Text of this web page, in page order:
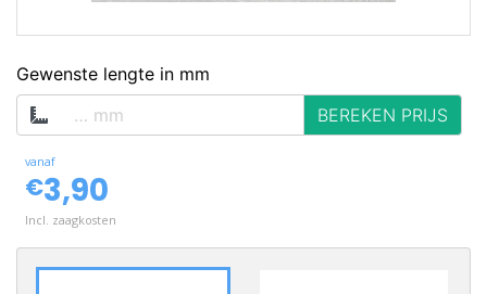
Gewenste lengte in mm
BEREKEN PRIJS
vanaf
€3,90
Incl. zaagkosten